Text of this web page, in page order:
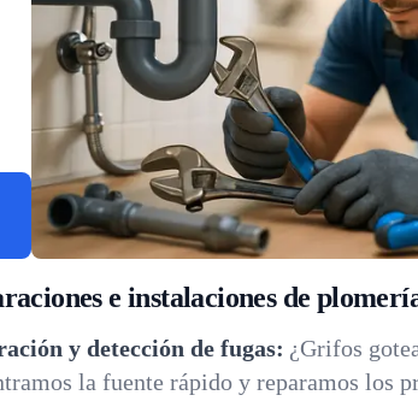
e instalaciones de
y detección de fugas: ¿Grifos
la fuente rápido y reparamos los